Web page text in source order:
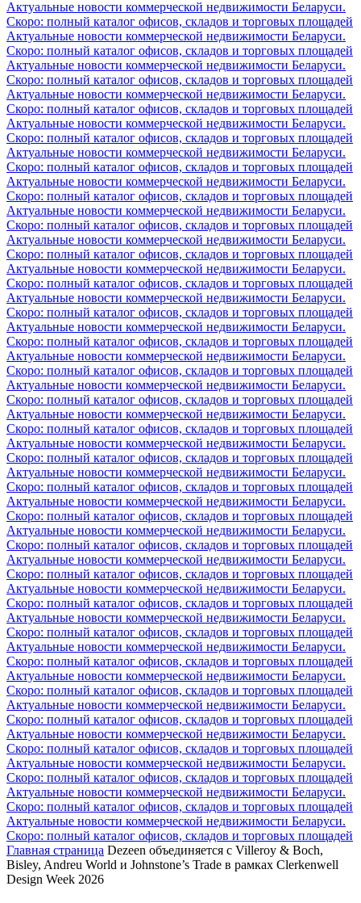
Актуальные новости коммерческой недвижимости Беларуси.
Скоро: полный каталог офисов, складов и торговых площадей
Актуальные новости коммерческой недвижимости Беларуси.
Скоро: полный каталог офисов, складов и торговых площадей
Актуальные новости коммерческой недвижимости Беларуси.
Скоро: полный каталог офисов, складов и торговых площадей
Актуальные новости коммерческой недвижимости Беларуси.
Скоро: полный каталог офисов, складов и торговых площадей
Актуальные новости коммерческой недвижимости Беларуси.
Скоро: полный каталог офисов, складов и торговых площадей
Актуальные новости коммерческой недвижимости Беларуси.
Скоро: полный каталог офисов, складов и торговых площадей
Актуальные новости коммерческой недвижимости Беларуси.
Скоро: полный каталог офисов, складов и торговых площадей
Актуальные новости коммерческой недвижимости Беларуси.
Скоро: полный каталог офисов, складов и торговых площадей
Актуальные новости коммерческой недвижимости Беларуси.
Скоро: полный каталог офисов, складов и торговых площадей
Актуальные новости коммерческой недвижимости Беларуси.
Скоро: полный каталог офисов, складов и торговых площадей
Актуальные новости коммерческой недвижимости Беларуси.
Скоро: полный каталог офисов, складов и торговых площадей
Актуальные новости коммерческой недвижимости Беларуси.
Скоро: полный каталог офисов, складов и торговых площадей
Актуальные новости коммерческой недвижимости Беларуси.
Скоро: полный каталог офисов, складов и торговых площадей
Актуальные новости коммерческой недвижимости Беларуси.
Скоро: полный каталог офисов, складов и торговых площадей
Актуальные новости коммерческой недвижимости Беларуси.
Скоро: полный каталог офисов, складов и торговых площадей
Актуальные новости коммерческой недвижимости Беларуси.
Скоро: полный каталог офисов, складов и торговых площадей
Актуальные новости коммерческой недвижимости Беларуси.
Скоро: полный каталог офисов, складов и торговых площадей
Актуальные новости коммерческой недвижимости Беларуси.
Скоро: полный каталог офисов, складов и торговых площадей
Актуальные новости коммерческой недвижимости Беларуси.
Скоро: полный каталог офисов, складов и торговых площадей
Актуальные новости коммерческой недвижимости Беларуси.
Скоро: полный каталог офисов, складов и торговых площадей
Актуальные новости коммерческой недвижимости Беларуси.
Скоро: полный каталог офисов, складов и торговых площадей
Актуальные новости коммерческой недвижимости Беларуси.
Скоро: полный каталог офисов, складов и торговых площадей
Актуальные новости коммерческой недвижимости Беларуси.
Скоро: полный каталог офисов, складов и торговых площадей
Актуальные новости коммерческой недвижимости Беларуси.
Скоро: полный каталог офисов, складов и торговых площадей
Актуальные новости коммерческой недвижимости Беларуси.
Скоро: полный каталог офисов, складов и торговых площадей
Актуальные новости коммерческой недвижимости Беларуси.
Скоро: полный каталог офисов, складов и торговых площадей
Актуальные новости коммерческой недвижимости Беларуси.
Скоро: полный каталог офисов, складов и торговых площадей
Актуальные новости коммерческой недвижимости Беларуси.
Скоро: полный каталог офисов, складов и торговых площадей
Актуальные новости коммерческой недвижимости Беларуси.
Скоро: полный каталог офисов, складов и торговых площадей
Главная страница Dezeen объединяется с Villeroy & Boch,
Bisley, Andreu World и Johnstone’s Trade в рамках Clerkenwell
Design Week 2026